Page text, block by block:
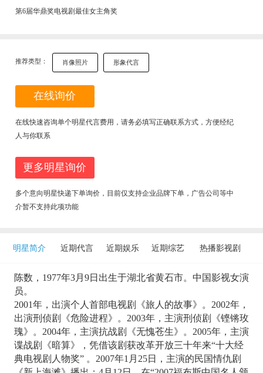
第6届华鼎奖电视剧最佳女主角奖
推荐类型： 肖像照片 形象代言
在线询价
在线快速咨询单个明星代言费用，请务必填写正确联系方式，方便经纪
人与你联系
更多明星询价
多个意向明星快递下单询价，目前仅支持企业品牌下单，广告公司等中
介暂不支持此项功能
明星简介 近期代言 近期娱乐 近期综艺 热播影视剧
陈数，1977年3月9日出生于湖北省黄石市。中国影视女演
员。
2001年，出演个人首部电视剧《旅人的故事》。2002年，
出演刑侦剧《危险进程》。2003年，主演刑侦剧《铿锵玫
瑰》。2004年，主演抗战剧《无愧苍生》。2005年，主演
谍战剧《暗算》，凭借该剧获改革开放三十年来“十大经
典电视剧人物奖” 。2007年1月25日，主演的民国情仇剧